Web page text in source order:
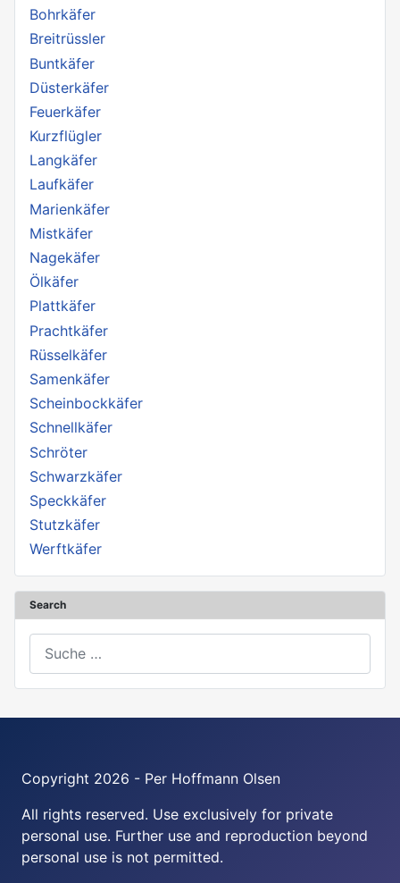
Bohrkäfer
Breitrüssler
Buntkäfer
Düsterkäfer
Feuerkäfer
Kurzflügler
Langkäfer
Laufkäfer
Marienkäfer
Mistkäfer
Nagekäfer
Ölkäfer
Plattkäfer
Prachtkäfer
Rüsselkäfer
Samenkäfer
Scheinbockkäfer
Schnellkäfer
Schröter
Schwarzkäfer
Speckkäfer
Stutzkäfer
Werftkäfer
Search
Copyright 2026 - Per Hoffmann Olsen
All rights reserved. Use exclusively for private
personal use. Further use and reproduction beyond
personal use is not permitted.